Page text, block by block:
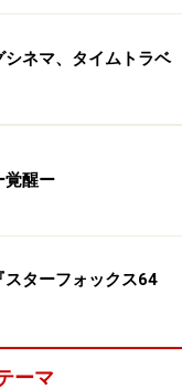
ネマ、タイムトラベ
覚醒ー
ターフォックス64
ーマ